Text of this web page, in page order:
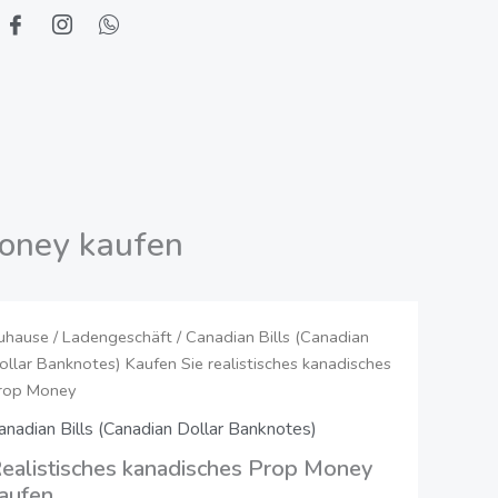
kaufen
/ Ladengeschäft / Canadian Bills (Canadian
Banknotes) Kaufen Sie realistisches kanadisches
Money
Bills (Canadian Dollar Banknotes)
kanadisches Prop Money
Preisspanne:
€
bis